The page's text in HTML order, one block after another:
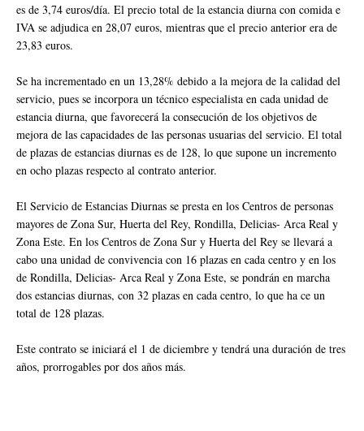
es de 3,74 euros/día. El precio total de la estancia diurna con comida e
IVA se adjudica en 28,07 euros, mientras que el precio anterior era de
23,83 euros.
Se ha incrementado en un 13,28% debido a la mejora de la calidad del
servicio, pues se incorpora un técnico especialista en cada unidad de
estancia diurna, que favorecerá la consecución de los objetivos de
mejora de las capacidades de las personas usuarias del servicio. El total
de plazas de estancias diurnas es de 128, lo que supone un incremento
en ocho plazas respecto al contrato anterior.
El Servicio de Estancias Diurnas se presta en los Centros de personas
mayores de Zona Sur, Huerta del Rey, Rondilla, Delicias- Arca Real y
Zona Este. En los Centros de Zona Sur y Huerta del Rey se llevará a
cabo una unidad de convivencia con 16 plazas en cada centro y en los
de Rondilla, Delicias- Arca Real y Zona Este, se pondrán en marcha
dos estancias diurnas, con 32 plazas en cada centro, lo que ha ce un
total de 128 plazas.
Este contrato se iniciará el 1 de diciembre y tendrá una duración de tres
años, prorrogables por dos años más.